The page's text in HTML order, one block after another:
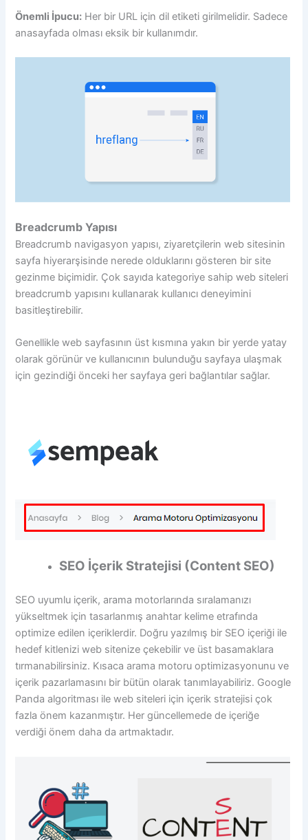
Önemli İpucu: Her bir URL için dil etiketi girilmelidir. Sadece
anasayfada olması eksik bir kullanımdır.
Breadcrumb Yapısı
Breadcrumb navigasyon yapısı, ziyaretçilerin web sitesinin
sayfa hiyerarşisinde nerede olduklarını gösteren bir site
gezinme biçimidir. Çok sayıda kategoriye sahip web siteleri
breadcrumb yapısını kullanarak kullanıcı deneyimini
basitleştirebilir.
Genellikle web sayfasının üst kısmına yakın bir yerde yatay
olarak görünür ve kullanıcının bulunduğu sayfaya ulaşmak
için gezindiği önceki her sayfaya geri bağlantılar sağlar.
SEO İçerik Stratejisi (Content SEO)
SEO uyumlu içerik, arama motorlarında sıralamanızı
yükseltmek için tasarlanmış anahtar kelime etrafında
optimize edilen içeriklerdir. Doğru yazılmış bir SEO içeriği ile
hedef kitlenizi web sitenize çekebilir ve üst basamaklara
tırmanabilirsiniz. Kısaca arama motoru optimizasyonunu ve
içerik pazarlamasını bir bütün olarak tanımlayabiliriz. Google
Panda algoritması ile web siteleri için içerik stratejisi çok
fazla önem kazanmıştır. Her güncellemede de içeriğe
verdiği önem daha da artmaktadır.